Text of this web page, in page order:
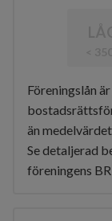
Föreningslån
än
Se detaljerad
föreningens